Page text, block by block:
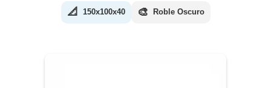
📐 150x100x40 🎨 Roble Oscuro